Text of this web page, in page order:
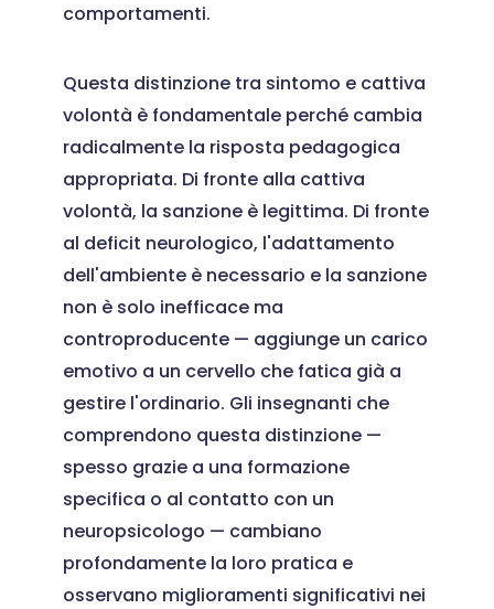
comportamenti.
Questa distinzione tra sintomo e cattiva
volontà è fondamentale perché cambia
radicalmente la risposta pedagogica
appropriata. Di fronte alla cattiva
volontà, la sanzione è legittima. Di fronte
al deficit neurologico, l'adattamento
dell'ambiente è necessario e la sanzione
non è solo inefficace ma
controproducente — aggiunge un carico
emotivo a un cervello che fatica già a
gestire l'ordinario. Gli insegnanti che
comprendono questa distinzione —
spesso grazie a una formazione
specifica o al contatto con un
neuropsicologo — cambiano
profondamente la loro pratica e
osservano miglioramenti significativi nei